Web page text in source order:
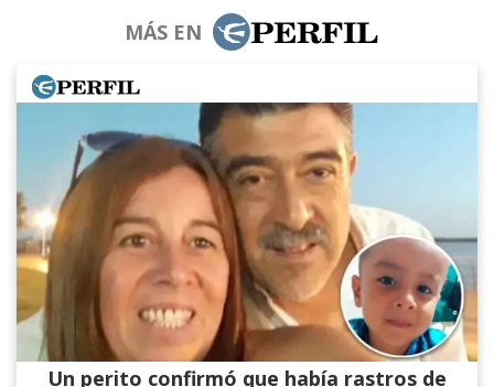
MÁS EN
Un perito confirmó que había rastros de